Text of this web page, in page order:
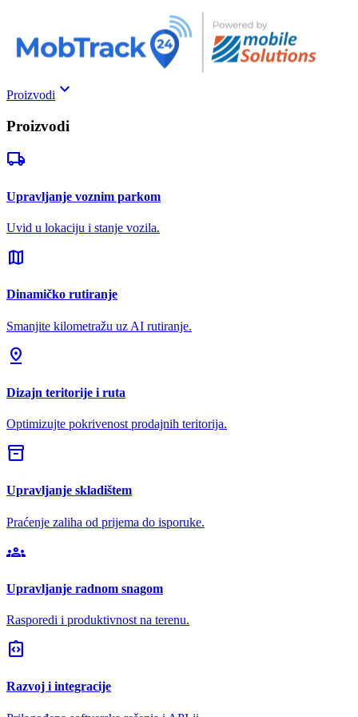
Proizvodi keyboard_arrow_down
Proizvodi
local_shipping
Upravljanje voznim parkom
Uvid u lokaciju i stanje vozila.
map
Dinamičko rutiranje
Smanjite kilometražu uz AI rutiranje.
pin_drop
Dizajn teritorije i ruta
Optimizujte pokrivenost prodajnih teritorija.
inventory_2
Upravljanje skladištem
Praćenje zaliha od prijema do isporuke.
groups
Upravljanje radnom snagom
Rasporedi i produktivnost na terenu.
integration_instructions
Razvoj i integracije